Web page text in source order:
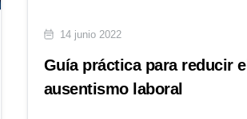
14 junio 2022
Guía práctica para reducir el
ausentismo laboral